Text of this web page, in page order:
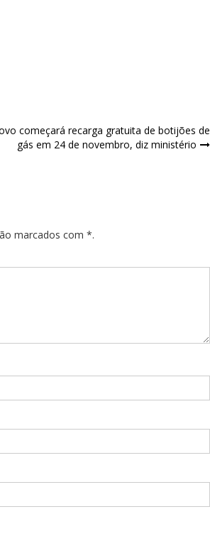
começará recarga gratuita de botijões de
gás em 24 de novembro, diz ministério
marcados com *.